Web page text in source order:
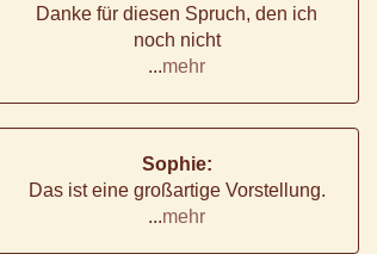
Danke für diesen Spruch, den ich
noch nicht
...mehr
Sophie:
Das ist eine großartige Vorstellung.
...mehr